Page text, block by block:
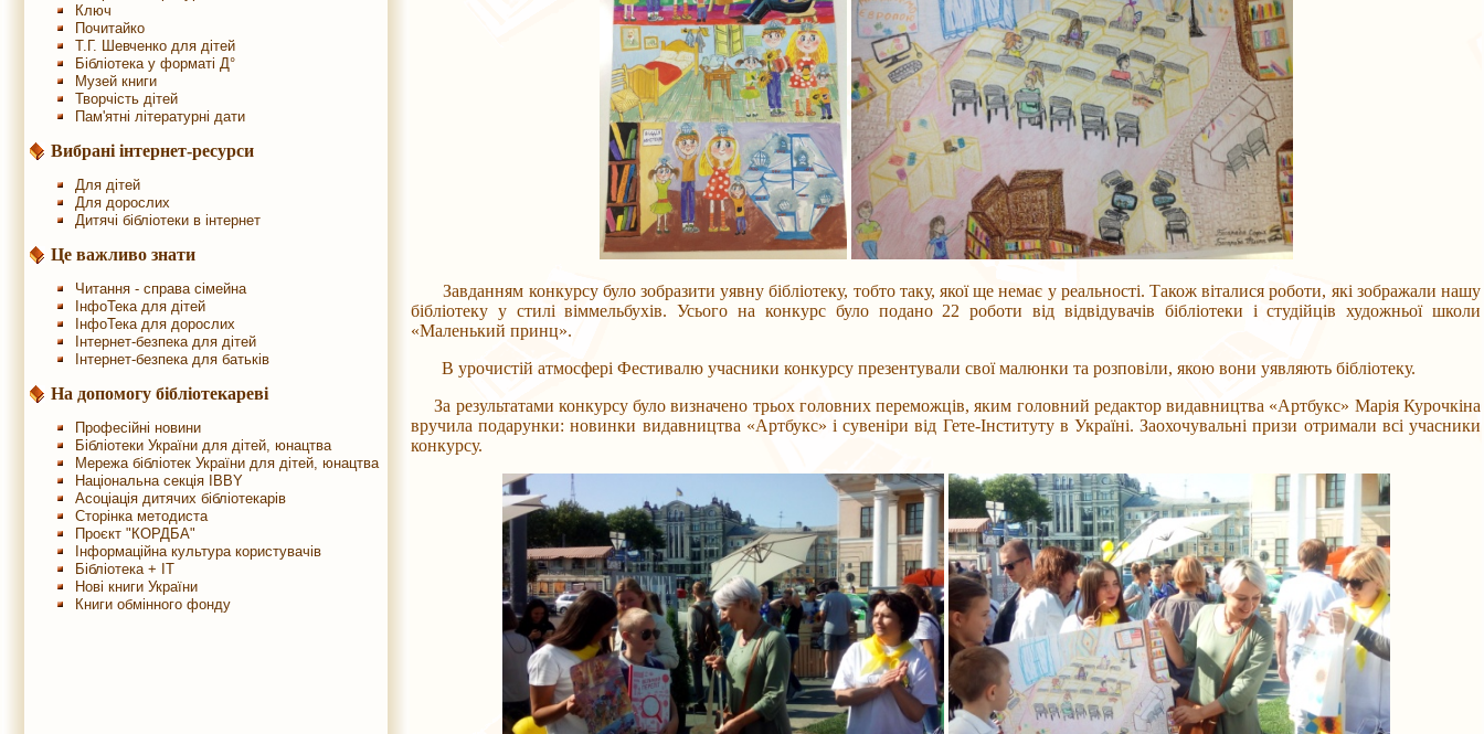
Ключ
Почитайко
Т.Г. Шевченко для дітей
Бібліотека у форматі Д°
Музей книги
Творчість дітей
Пам'ятні літературні дати
Вибрані інтернет-ресурси
Для дітей
Для дорослих
Дитячі бібліотеки в інтернет
Це важливо знати
Читання - справа сімейна
ІнфоТека для дітей
ІнфоТека для дорослих
Інтернет-безпека для дітей
Інтернет-безпека для батьків
На допомогу бібліотекареві
Професійні новини
Бібліотеки України для дітей, юнацтва
Мережа бібліотек України для дітей, юнацтва
Національна секція IBBY
Асоціація дитячих бібліотекарів
Сторінка методиста
Проєкт "КОРДБА"
Інформаційна культура користувачів
Бібліотека + IT
Нові книги України
Книги обмінного фонду
Завданням конкурсу було зобразити уявну бібліотеку, тобто таку, якої ще немає у реальності. Також віталися роботи, які зображали нашу
бібліотеку у стилі віммельбухів. Усього на конкурс було подано 22 роботи від відвідувачів бібліотеки і студійців художньої школи
«Маленький принц».
В урочистій атмосфері Фестивалю учасники конкурсу презентували свої малюнки та розповіли, якою вони уявляють бібліотеку.
За результатами конкурсу було визначено трьох головних переможців, яким головний редактор видавництва «Артбукс» Марія Курочкіна
вручила подарунки: новинки видавництва «Артбукс» і сувеніри від Гете-Інституту в Україні. Заохочувальні призи отримали всі учасники
конкурсу.